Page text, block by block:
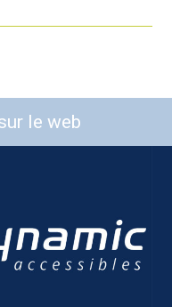
le web